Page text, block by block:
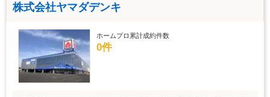
株式会社ヤマダデンキ
ホームプロ累計成約件数
0件